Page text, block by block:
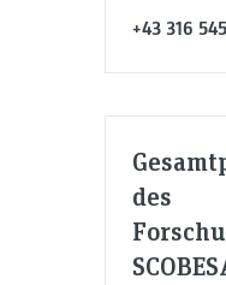
+43 316
des